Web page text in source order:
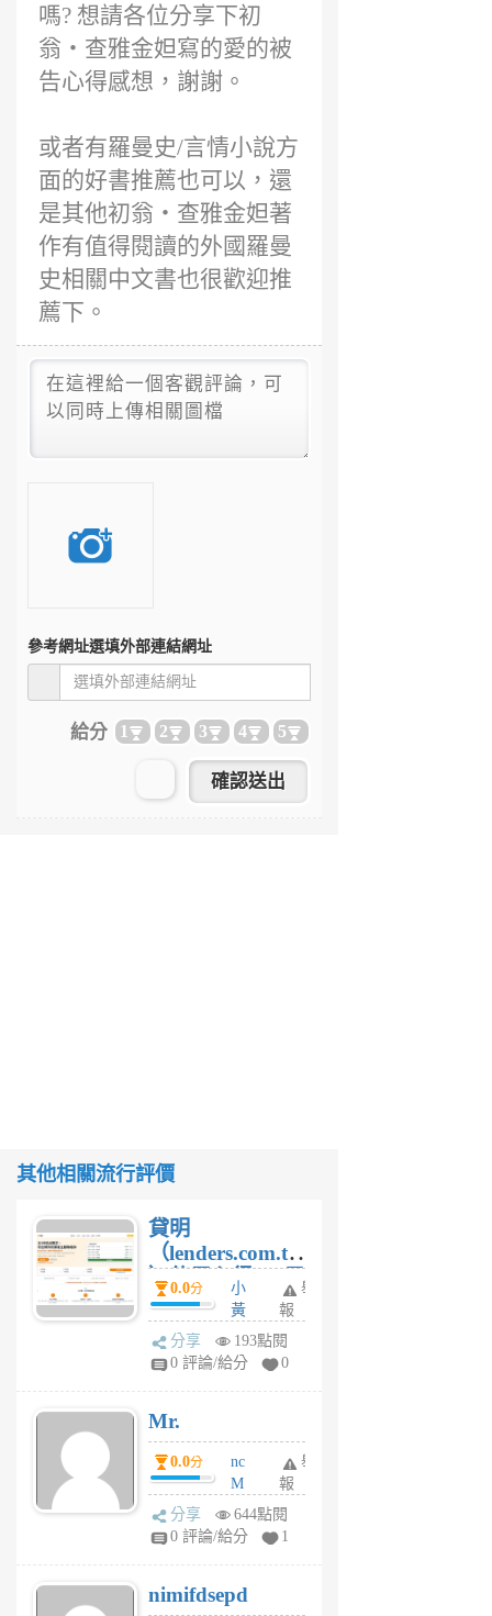
嗎? 想請各位分享下初
翁‧查雅金妲寫的愛的被
告心得感想，謝謝。
或者有羅曼史/言情小說方
面的好書推薦也可以，還
是其他初翁‧查雅金妲著
作有值得閱讀的外國羅曼
史相關中文書也很歡迎推
薦下。
參考網址選填外部連結網址
給分 1 2 3 4 5
其他相關流行評價
貸明
（lenders.com.tw
）使用心得 — 民
間貸款比較平台
體驗
0.0分
小
黃
蜂
1
舉
報
分享
193點閱
0 評論/給分
0
Mr.
0.0分
nc
M
U
F
U
舉
報
分享
644點閱
0 評論/給分
1
nimifdsepd